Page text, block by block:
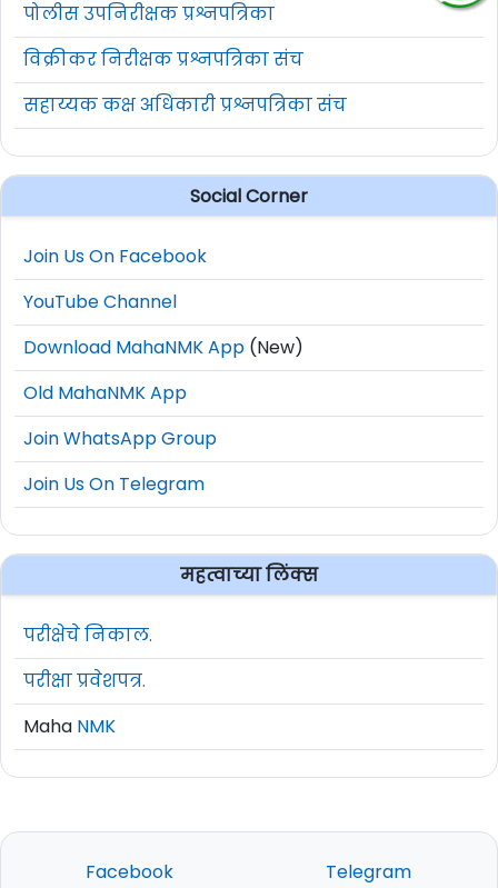
पोलीस उपनिरीक्षक प्रश्नपत्रिका
विक्रीकर निरीक्षक प्रश्नपत्रिका संच
सहाय्यक कक्ष अधिकारी प्रश्नपत्रिका संच
Social Corner
Join Us On Facebook
YouTube Channel
Download MahaNMK App (New)
Old MahaNMK App
Join WhatsApp Group
Join Us On Telegram
महत्वाच्या लिंक्स
परीक्षेचे निकाल.
परीक्षा प्रवेशपत्र.
Maha NMK
Facebook Telegram